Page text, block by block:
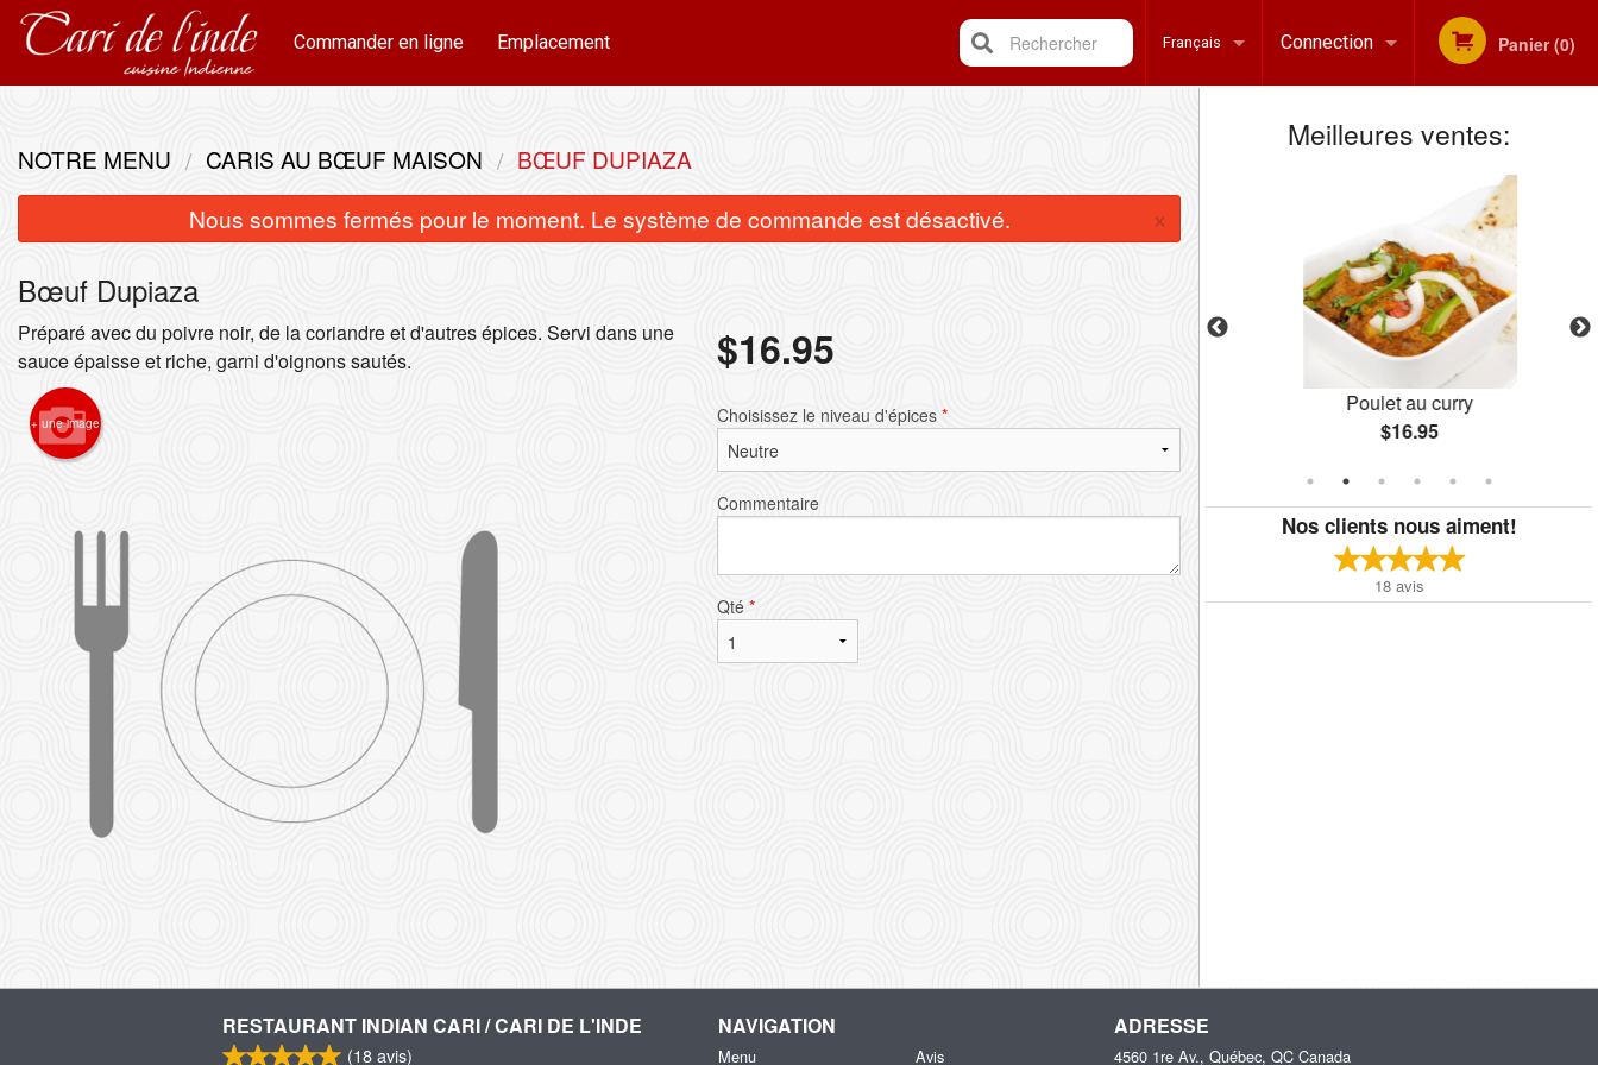
Commander en ligne Emplacement Français
English
Connection
Inscription
Panier (0)
Rechercher
Meilleures ventes:
$3.95
Poulet au curry
$16.95
Nos clients nous aiment!
18 avis
NOTRE MENU CARIS AU BŒUF MAISON
BŒUF DUPIAZA
Nous sommes fermés pour le moment. Le système de commande est désactivé.
×
Bœuf Dupiaza
Préparé avec du poivre noir, de la coriandre et d'autres épices. Servi dans une
sauce épaisse et riche, garni d'oignons sautés.
+ une image
$16.95
Choisissez le niveau d'épices *
Commentaire
Qté *
RESTAURANT INDIAN CARI / CARI DE L'INDE
(18avis)
NAVIGATION
Menu Avis
ADRESSE
4560 1re Av., Québec, QC Canada